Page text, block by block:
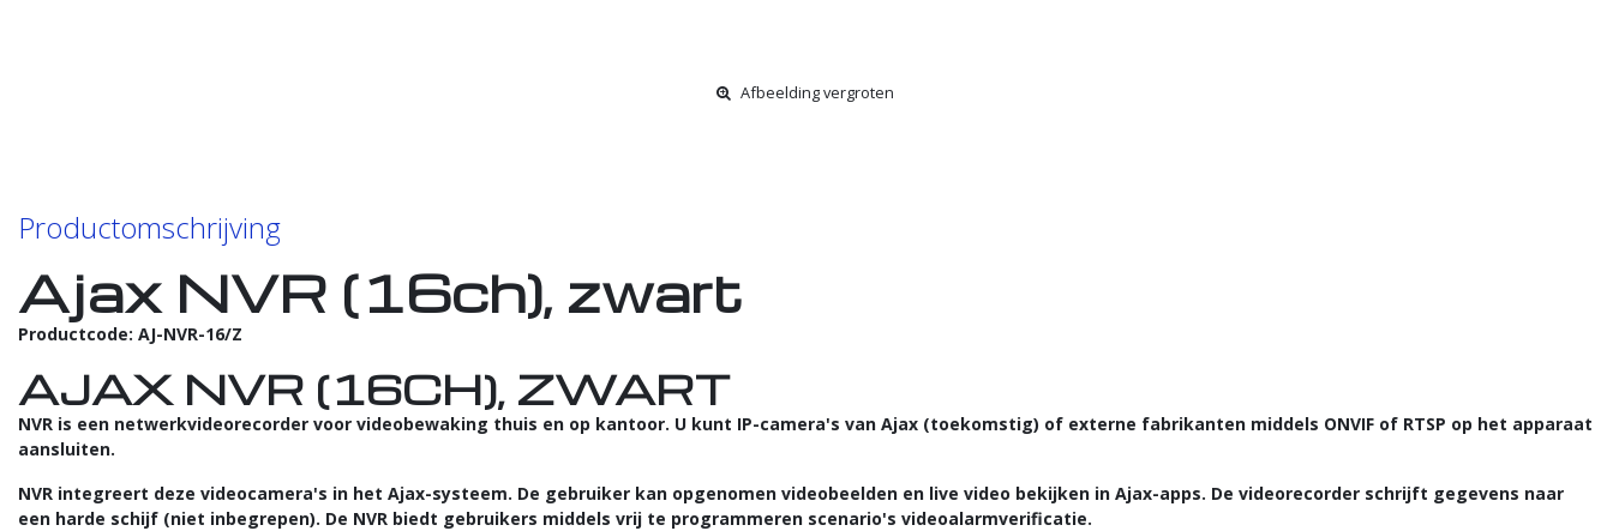
Afbeelding vergroten
Productomschrijving
Ajax NVR (16ch), zwart
Productcode: AJ-NVR-16/Z
AJAX NVR (16CH), ZWART
NVR is een netwerkvideorecorder voor videobewaking thuis en op kantoor. U kunt IP-camera's van Ajax (toekomstig) of externe fabrikanten middels ONVIF of RTSP op het apparaat
aansluiten.
NVR integreert deze videocamera's in het Ajax-systeem. De gebruiker kan opgenomen videobeelden en live video bekijken in Ajax-apps. De videorecorder schrijft gegevens naar
een harde schijf (niet inbegrepen). De NVR biedt gebruikers middels vrij te programmeren scenario's videoalarmverificatie.